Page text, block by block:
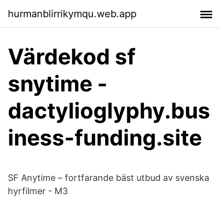
hurmanblirrikymqu.web.app
Värdekod sf
snytime -
dactylioglyphy.bus
iness-funding.site
SF Anytime – fortfarande bäst utbud av svenska
hyrfilmer - M3